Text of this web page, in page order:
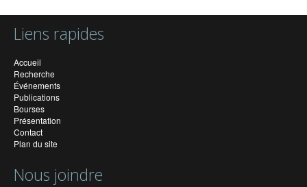
Liens rapides
Accueil
Recherche
Événements
Publications
Bourses
Présentation
Contact
Plan du site
Nous joindre